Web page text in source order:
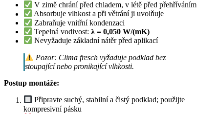
V zimě chrání před chladem, v létě před přehříváním
Absorbuje vlhkost a při větrání ji uvolňuje
Zabraňuje vnitřní kondenzaci
Tepelná vodivost:λ = 0,050 W/(mK)
Nevyžaduje základní nátěr před aplikací
Pozor: Clima fresch vyžaduje podklad bez
stoupající nebo pronikající vlhkosti.
Postup montáže:
Připravte suchý, stabilní a čistý podklad; použijte
kompresivní pásku